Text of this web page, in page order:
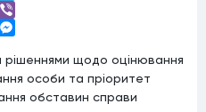
Telegram
Viber
щодо оцінювання
особи та пріоритет
обставин справи